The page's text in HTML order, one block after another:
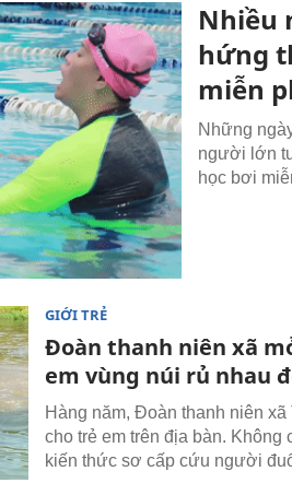
Nhiều
hứng
miễn
Những
người lớn
học bơi
GIỚI TRẺ
Đoàn thanh niên xã
em vùng núi rủ nhau
Hàng năm, Đoàn thanh niên
cho trẻ em trên địa bàn.
kiến thức sơ cấp cứu người